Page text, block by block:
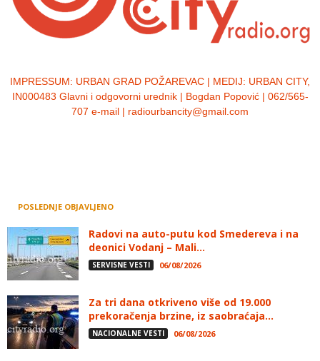
IMPRESSUM: URBAN GRAD POŽAREVAC | MEDIJ: URBAN CITY,
IN000483 Glavni i odgovorni urednik | Bogdan Popović | 062/565-
707 e-mail | radiourbancity@gmail.com
POSLEDNJE OBJAVLJENO
Radovi na auto-putu kod Smedereva i na
deonici Vodanj – Mali...
SERVISNE VESTI 06/08/2026
Za tri dana otkriveno više od 19.000
prekoračenja brzine, iz saobraćaja...
NACIONALNE VESTI 06/08/2026